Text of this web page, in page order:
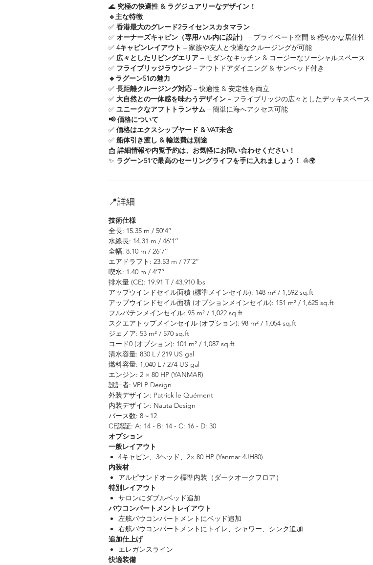
🌊 究極の快適性 & ラグジュアリーなデザイン！
🔹主な特徴
✅ 香港最大のグレード2ライセンスカタマラン
✅ オーナーズキャビン（専用ハル内に設計）
– プライベート空間 & 穏やかな居住性
✅ 4キャビンレイアウト – 家族や友人と快適なクルージングが可能
✅ 広々としたリビングエリア – モダンなキッチン & コージーなソーシャルスペース
✅ フライブリッジラウンジ – アウトドアダイニング & サンベッド付き
🔹ラグーン51の魅力
✅ 長距離クルージング対応 – 快適性 & 安定性を両立
✅ 大自然との一体感を味わうデザイン – フライブリッジの広々としたデッキスペース
✅ ユニークなアフトトランサム – 簡単に海へアクセス可能
📢 価格について
✅ 価格はエクスシップヤード & VAT未含
✅ 船体引き渡し & 輸送費は別途
📩 詳細情報や内覧予約は、お気軽にお問い合わせください！
✨ ラグーン51で最高のセーリングライフを手に入れましょう！ ⛵🌍
📍詳細
技術仕様
全長: 15.35 m / 50’4’’
水線長: 14.31 m / 46’1’’
全幅: 8.10 m / 26’7’’
エアドラフト: 23.53 m / 77’2’’
喫水: 1.40 m / 4’7’’
排水量 (CE): 19.91 T / 43,910 lbs
アップウインドセイル面積 (標準メインセイル): 148 m² / 1,592 sq.ft
アップウインドセイル面積 (オプションメインセイル): 151 m² / 1,625 sq.ft
フルバテンメインセイル: 95 m² / 1,022 sq.ft
スクエアトップメインセイル (オプション): 98 m² / 1,054 sq.ft
ジェノア: 53 m² / 570 sq.ft
コード0 (オプション): 101 m² / 1,087 sq.ft
清水容量: 830 L / 219 US gal
燃料容量: 1,040 L / 274 US gal
エンジン: 2 × 80 HP (YANMAR)
設計者: VPLP Design
外装デザイン: Patrick le Quément
内装デザイン: Nauta Design
バース数: 8～12
CE認証: A: 14 - B: 14 - C: 16 - D: 30
オプション
一般レイアウト
4キャビン、3ヘッド、2× 80 HP (Yanmar 4JH80)
内装材
アルピサンドオーク標準内装（ダークオークフロア）
特別レイアウト
サロンにダブルベッド追加
バウコンパートメントレイアウト
左舷バウコンパートメントにベッド追加
右舷バウコンパートメントにトイレ、シャワー、シンク追加
追加仕上げ
エレガンスライン
快適装備